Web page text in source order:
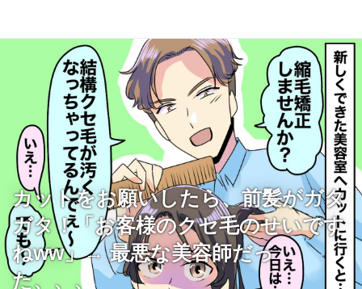
カットをお願いしたら、前髪がガタ
ガタ！「お客様のクセ毛のせいです
ねww」→ 最悪な美容師だっ
た、、、